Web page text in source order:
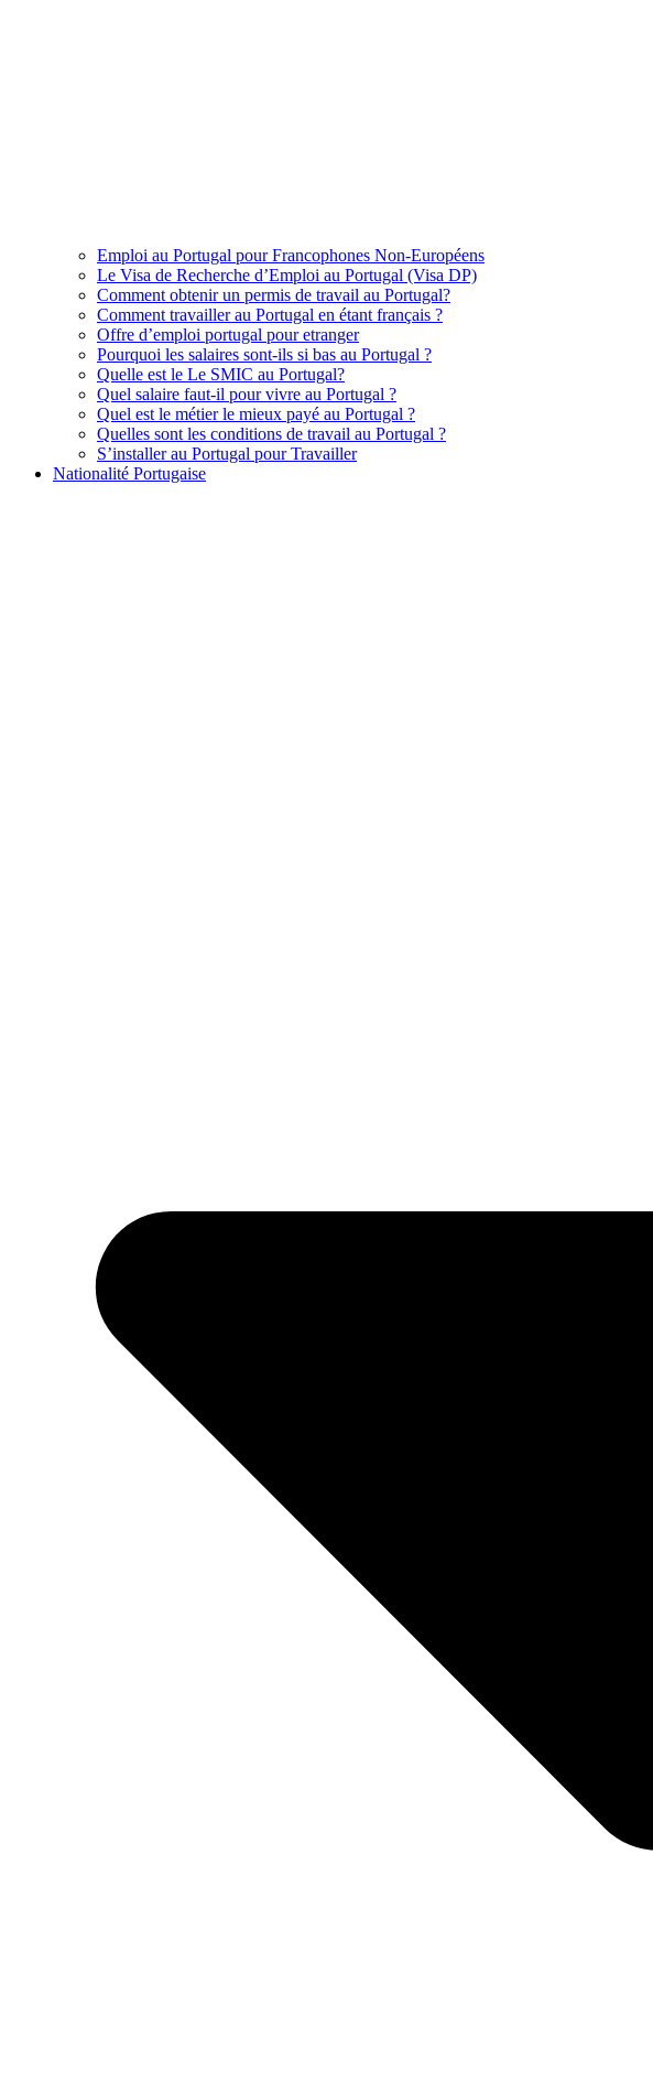
Emploi au Portugal pour Francophones Non-Européens
Le Visa de Recherche d’Emploi au Portugal (Visa DP)
Comment obtenir un permis de travail au Portugal?
Comment travailler au Portugal en étant français ?
Offre d’emploi portugal pour etranger
Pourquoi les salaires sont-ils si bas au Portugal ?
Quelle est le Le SMIC au Portugal?
Quel salaire faut-il pour vivre au Portugal ?
Quel est le métier le mieux payé au Portugal ?
Quelles sont les conditions de travail au Portugal ?
S’installer au Portugal pour Travailler
Nationalité Portugaise